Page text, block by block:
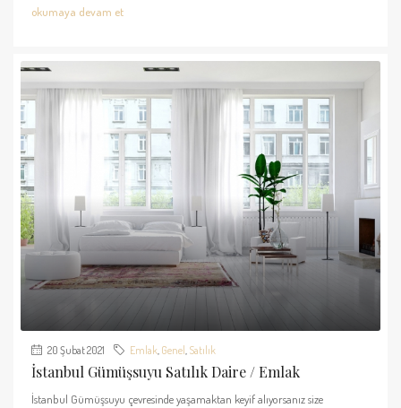
okumaya devam et
20 Şubat 2021 Emlak, Genel , Satılık
İstanbul Gümüşsuyu Satılık Daire / Emlak
İstanbul Gümüşsuyu çevresinde yaşamaktan keyif alıyorsanız size